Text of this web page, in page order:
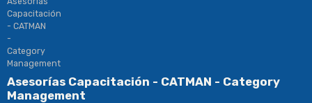
Asesorías Capacitación - CATMAN - Category
Management